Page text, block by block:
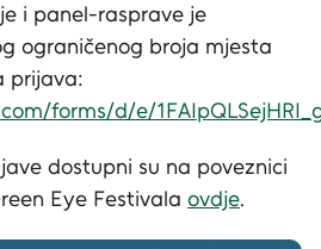
i panel-rasprave je
ograničenog broja mjesta
prijava:
forms/d/e/
dostupni su na poveznici
Eye Festivala ovdje.